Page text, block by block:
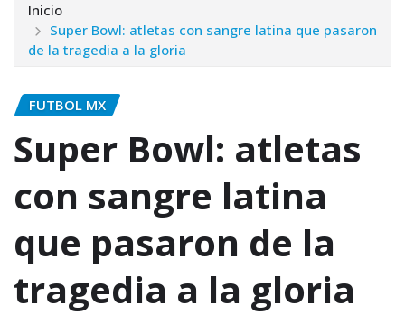
Inicio
Super Bowl: atletas con sangre latina que pasaron
de la tragedia a la gloria
FUTBOL MX
Super Bowl: atletas
con sangre latina
que pasaron de la
tragedia a la gloria